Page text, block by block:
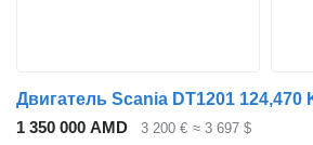
1 350 000 AMD 3 200 € ≈ 3 697 $